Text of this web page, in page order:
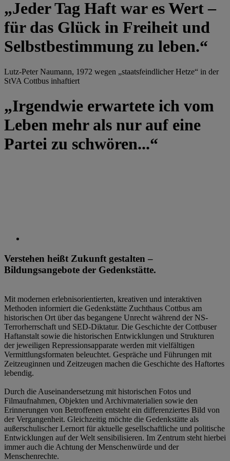
„Jeder Tag Haft war es Wert –
für das Glück in Freiheit und
Selbstbestimmung zu leben.“
Lutz-Peter Naumann, 1972 wegen „staatsfeindlicher Hetze“ in der
StVA Cottbus inhaftiert
„Irgendwie erwartete ich vom
Leben mehr als nur auf eine
Partei zu schwören...“
Verstehen heißt Zukunft gestalten –
Bildungsangebote der Gedenkstätte.
Mit modernen erlebnisorientierten, kreativen und interaktiven
Methoden informiert die Gedenkstätte Zuchthaus Cottbus am
historischen Ort über das begangene Unrecht während der NS-
Terrorherrschaft und SED-Diktatur. Die Geschichte der Cottbuser
Haftanstalt sowie die historischen Entwicklungen und Strukturen
der jeweiligen Repressionsapparate werden mit vielfältigen
Vermittlungsformaten beleuchtet. Gespräche und Führungen mit
Zeitzeuginnen und Zeitzeugen machen die Geschichte des Haftortes
lebendig.
Durch die Auseinandersetzung mit historischen Fotos und
Filmaufnahmen, Objekten und Archivmaterialien sowie den
Erinnerungen von Betroffenen entsteht ein differenziertes Bild von
der Vergangenheit. Gleichzeitig möchte die Gedenkstätte als
außerschulischer Lernort für aktuelle gesellschaftliche und politische
Entwicklungen auf der Welt sensibilisieren. Im Zentrum steht hierbei
immer auch die Achtung der Menschenwürde und der
Menschenrechte.